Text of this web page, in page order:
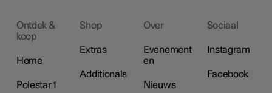
Ontdek &
koop
Home
Polestar 1
Shop
Extras
Additionals
Over
Evenement
en
Nieuws
Sociaal
Instagram
Facebook